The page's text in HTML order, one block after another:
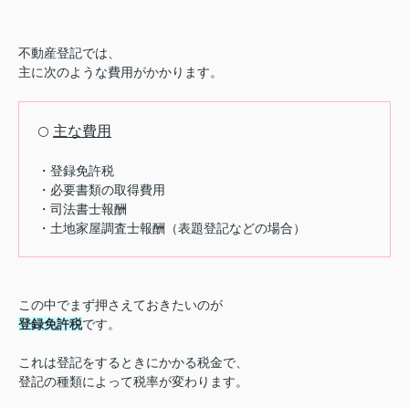
不動産登記では、
主に次のような費用がかかります。
⚪️ 主な費用
・登録免許税
・必要書類の取得費用
・司法書士報酬
・土地家屋調査士報酬（表題登記などの場合）
この中でまず押さえておきたいのが
登録免許税です。
これは登記をするときにかかる税金で、
登記の種類によって税率が変わります。